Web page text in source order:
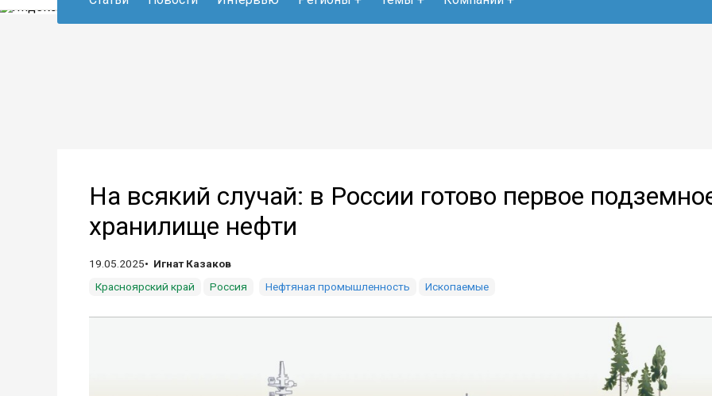
На всякий случай: в России готово первое
хранилище нефти
19.05.2025
Игнат Казаков
Красноярский край
Россия Нефтяная промышленность Ископаемые